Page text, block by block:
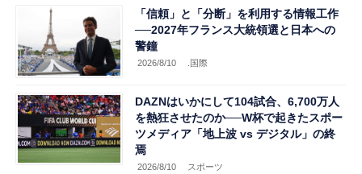
「信頼」と「分断」を利用する情報工作
──2027年フランス大統領選と日本への
警鐘
2026/8/10 .国際
DAZNはいかにして104試合、6,700万人
を熱狂させたのか──W杯で起きたスポー
ツメディア「地上波 vs デジタル」の終
焉
2026/8/10 スポーツ